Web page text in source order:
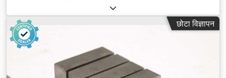
छोटा विज्ञापन